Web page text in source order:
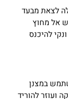
לצאת מבעד
אל מחוץ
להיכנס
במצנן
ועוזר להוריד